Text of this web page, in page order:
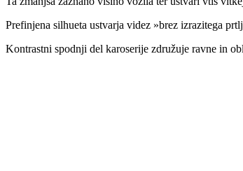
Prefinjena silhueta ustvarja videz »brez izrazitega
Kontrastni spodnji del karoserije združuje ravne in